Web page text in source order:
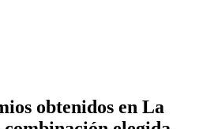
obtenidos en La